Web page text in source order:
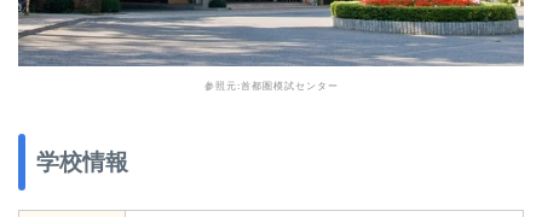
参照元:首都圏模試センター
学校情報